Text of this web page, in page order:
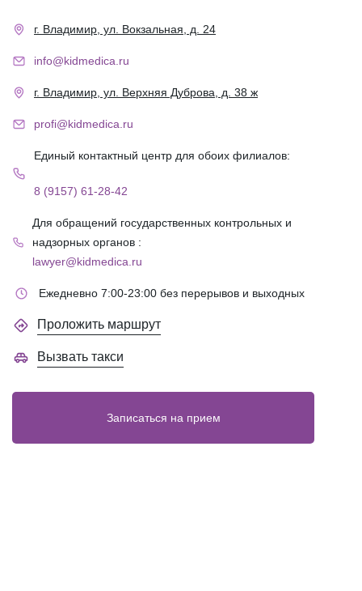
г. Владимир, ул. Вокзальная, д. 24
info@kidmedica.ru
г. Владимир, ул. Верхняя Дуброва, д. 38 ж
profi@kidmedica.ru
Единый контактный центр для обоих филиалов:
8 (9157) 61-28-42
Для обращений государственных контрольных и
надзорных органов :
lawyer@kidmedica.ru
Ежедневно 7:00-23:00 без перерывов и выходных
Проложить маршрут
Вызвать такси
Записаться на прием